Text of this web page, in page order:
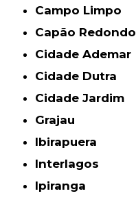
Campo Limpo
Capão Redondo
Cidade Ademar
Cidade Dutra
Cidade Jardim
Grajau
Ibirapuera
Interlagos
Ipiranga